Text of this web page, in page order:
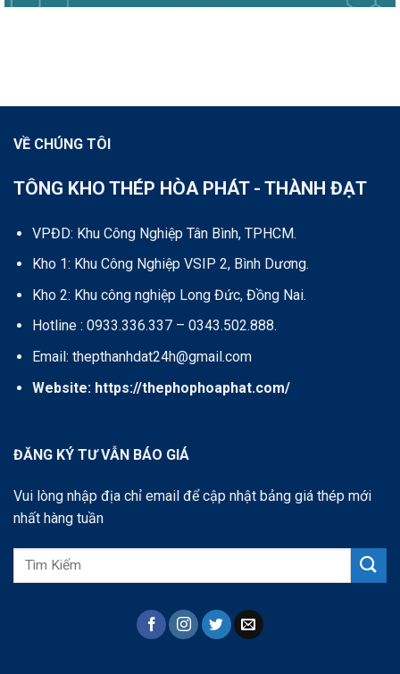
VỀ CHÚNG TÔI
TÔNG KHO THÉP HÒA PHÁT - THÀNH ĐẠT
VPĐD: Khu Công Nghiệp Tân Bình, TPHCM.
Kho 1: Khu Công Nghiệp VSIP 2, Bình Dương.
Kho 2: Khu công nghiệp Long Đức, Đồng Nai.
Hotline : 0933.336.337 – 0343.502.888.
Email: thepthanhdat24h@gmail.com
Website: https://thephophoaphat.com/
ĐĂNG KÝ TƯ VẪN BÁO GIÁ
Vui lòng nhập địa chỉ email để cập nhật bảng giá thép mới
nhất hàng tuần